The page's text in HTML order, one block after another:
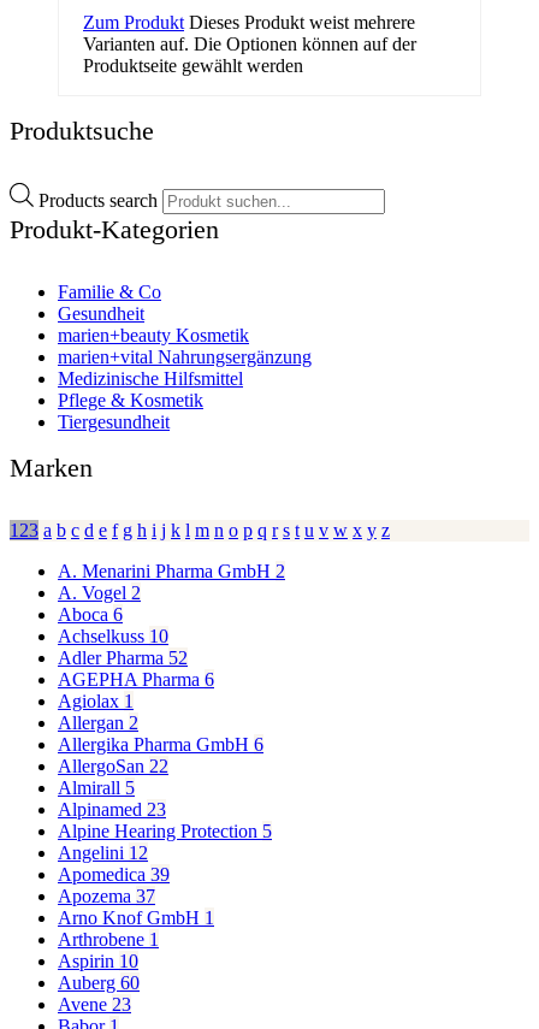
Zum Produkt Dieses Produkt weist mehrere
Varianten auf. Die Optionen können auf der
Produktseite gewählt werden
Produktsuche
Products search
Produkt-Kategorien
Familie & Co
Gesundheit
marien+beauty Kosmetik
marien+vital Nahrungsergänzung
Medizinische Hilfsmittel
Pflege & Kosmetik
Tiergesundheit
Marken
123 a b c d e f g h i j k l m n o p q r s t u v w x y z
A. Menarini Pharma GmbH 2
A. Vogel 2
Aboca 6
Achselkuss 10
Adler Pharma 52
AGEPHA Pharma 6
Agiolax 1
Allergan 2
Allergika Pharma GmbH 6
AllergoSan 22
Almirall 5
Alpinamed 23
Alpine Hearing Protection 5
Angelini 12
Apomedica 39
Apozema 37
Arno Knof GmbH 1
Arthrobene 1
Aspirin 10
Auberg 60
Avene 23